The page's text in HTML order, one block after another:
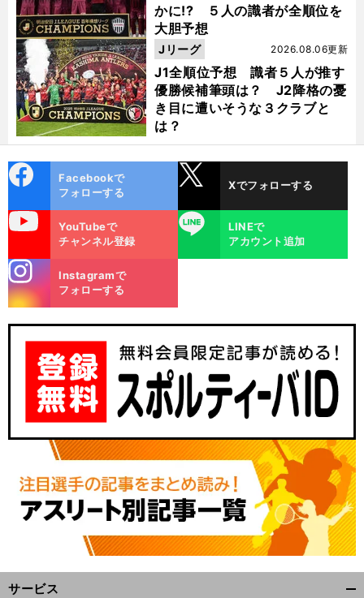
かに!? ５人の識者が全順位を
大胆予想
J1全順位予想 識者５人が推す
優勝候補筆頭は？ J2降格の憂
き目に遭いそうな３クラブと
は？
2026.08.06更新
Jリーグ
ok
Facebookで
フォローする
Xでフォローする
YouTubeで
チャンネル登録
LINE
LINEで
アカウント追加
m
Instagramで
フォローする
サービス